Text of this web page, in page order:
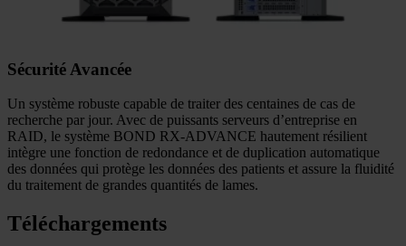
Sécurité Avancée
Un système robuste capable de traiter des centaines de cas de
recherche par jour. Avec de puissants serveurs d’entreprise en
RAID, le système BOND RX-ADVANCE hautement résilient
intègre une fonction de redondance et de duplication automatique
des données qui protège les données des patients et assure la fluidité
du traitement de grandes quantités de lames.
Téléchargements